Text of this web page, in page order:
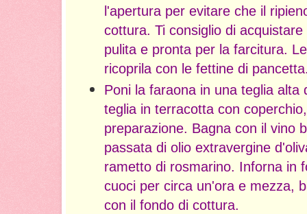
l'apertura per evitare che il
cottura. Ti consiglio di
pulita e pronta per la farcitura.
ricoprila con le fettine di
Poni la faraona in una teglia alta
teglia in terracotta con
preparazione. Bagna con il vino
passata di olio extravergine
rametto di rosmarino. Inforna in
cuoci per circa un'ora e mezza,
con il fondo di cottura.